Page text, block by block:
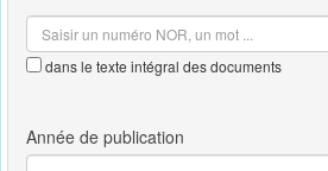
dans le texte intégral des documents